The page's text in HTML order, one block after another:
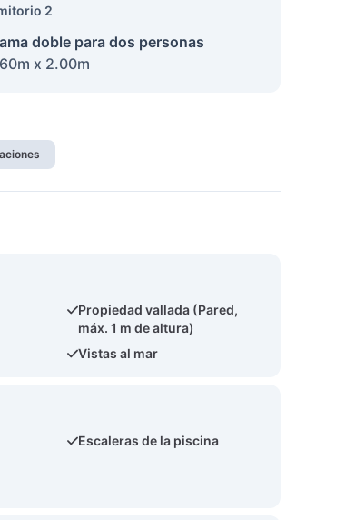
2
doble para dos personas
x 2.00m
Propiedad vallada (Pared,
máx. 1 m de altura)
Vistas al mar
Escaleras de la piscina